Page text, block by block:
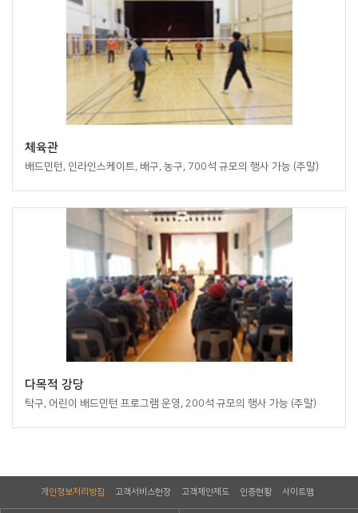
체육관
배드민턴, 인라인스케이트, 배구, 농구, 700석 규모의 행사 가능 (주말)
다목적 강당
탁구, 어린이 배드민턴 프로그램 운영, 200석 규모의 행사 가능 (주말)
개인정보처리방침 고객서비스헌장 고객제안제도 인증현황 사이트맵